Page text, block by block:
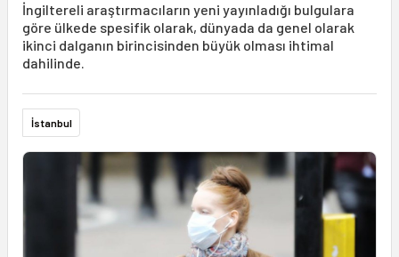
İngiltereli araştırmacıların yeni yayınladığı bulgulara
göre ülkede spesifik olarak, dünyada da genel olarak
ikinci dalganın birincisinden büyük olması ihtimal
dahilinde.
İstanbul